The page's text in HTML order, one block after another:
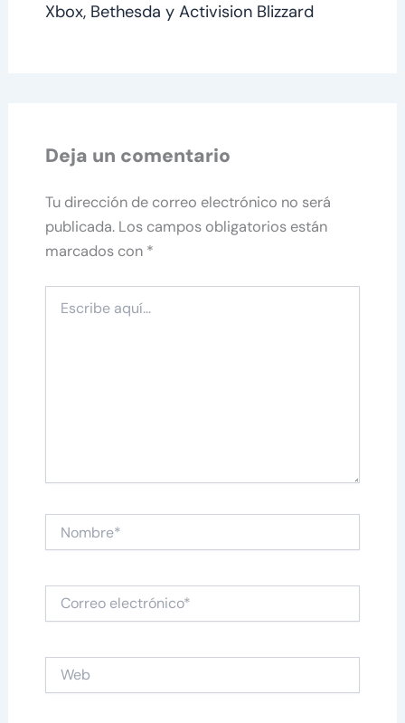
Xbox, Bethesda y Activision Blizzard
Deja un comentario
Tu dirección de correo electrónico no será
publicada. Los campos obligatorios están
marcados con *
aquí...
Correo
electrónico*